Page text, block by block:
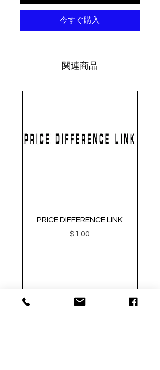
今すぐ購入
関連商品
PRICE DIFFERENCE LINK
価格
$1.00
カートに追加する